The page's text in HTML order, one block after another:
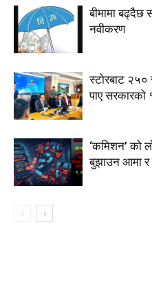
बीमामा बढ्दैछ
नवीकरण
स्टाेरबाट २५०
पाए सरकारको
‘कमिशन’ को
बुझाउन आमा र